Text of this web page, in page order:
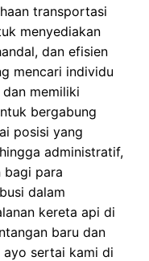
transportasi
menyediakan
dan efisien
mencari individu
memiliki
bergabung
posisi yang
administratif,
bagi para
dalam
kereta api di
baru dan
ayo sertai kami di